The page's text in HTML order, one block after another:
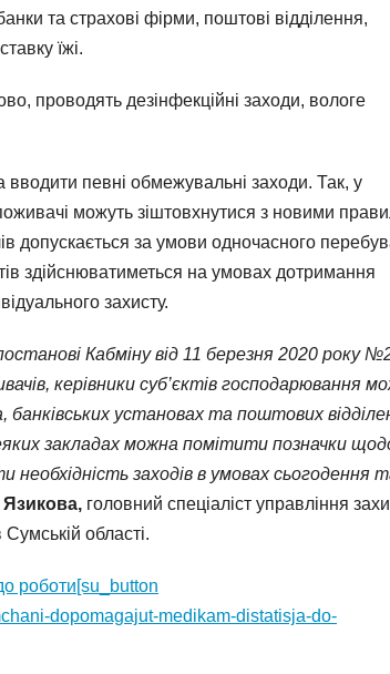
та страхові фірми, поштові відділення,
їжі.
проводять дезінфекційні заходи, вологе
певні обмежувальні заходи. Так, у
можуть зіштовхнутися з новими
допускається за умови одночасного
здійснюватиметься на умовах дотримання
захисту.
Кабміну від 11 березня 2020 року
керівники суб’єктів господарювання
установах та поштових
закладах можна помітити позначки
заходів в умовах сьогодення
Язикова, головний спеціаліст управління
області.
роботи[su_button
dopomagajut-medikam-distatisja-do-